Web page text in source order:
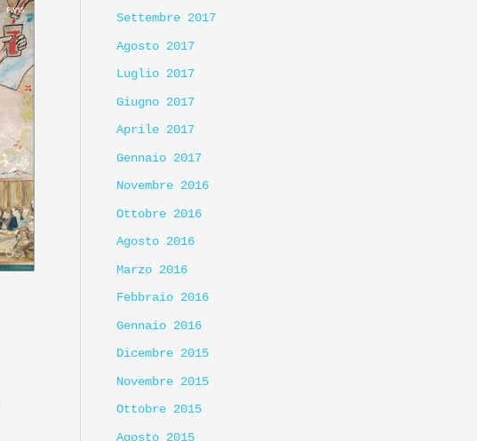
Settembre 2017
Agosto 2017
Luglio 2017
Giugno 2017
Aprile 2017
Gennaio 2017
Novembre 2016
Ottobre 2016
Agosto 2016
Marzo 2016
Febbraio 2016
Gennaio 2016
Dicembre 2015
Novembre 2015
Ottobre 2015
Agosto 2015